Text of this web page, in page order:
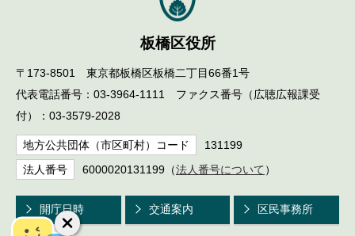
板橋区役所
〒173-8501 東京都板橋区板橋二丁目66番1号
代表電話番号：03-3964-1111 ファクス番号（広聴広報課受
付）：03-3579-2028
地方公共団体（市区町村）コード 131199
法人番号 6000020131199（法人番号について ）
開庁日時 交通案内 区民事務所